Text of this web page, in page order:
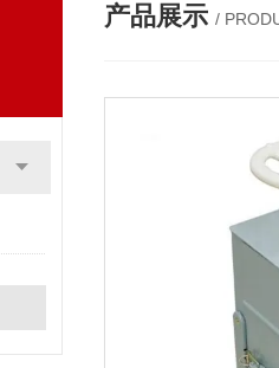
产品展示 /